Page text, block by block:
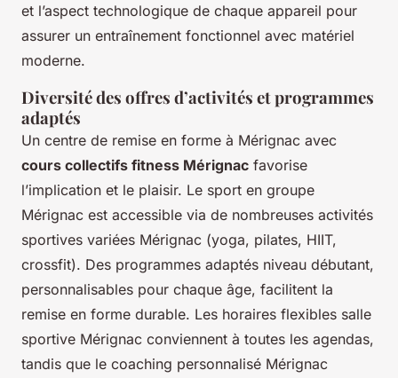
et l’aspect technologique de chaque appareil pour
assurer un entraînement fonctionnel avec matériel
moderne.
Diversité des offres d’activités et programmes
adaptés
Un centre de remise en forme à Mérignac avec
cours collectifs fitness Mérignac favorise
l’implication et le plaisir. Le sport en groupe
Mérignac est accessible via de nombreuses activités
sportives variées Mérignac (yoga, pilates, HIIT,
crossfit). Des programmes adaptés niveau débutant,
personnalisables pour chaque âge, facilitent la
remise en forme durable. Les horaires flexibles salle
sportive Mérignac conviennent à toutes les agendas,
tandis que le coaching personnalisé Mérignac